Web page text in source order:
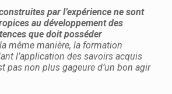
par l’expérience ne sont
au développement des
que doit posséder
même manière, la formation
l’application des savoirs acquis
pas non plus gageure d’un bon agir